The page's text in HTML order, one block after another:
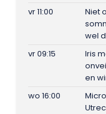
vr 11:00
Niet
wel
vr 09:15
Iris
en
wo 16:00